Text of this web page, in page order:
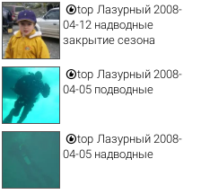
top Лазурный 2008-
04-12 надводные
закрытие сезона
top Лазурный 2008-
04-05 подводные
top Лазурный 2008-
04-05 надводные